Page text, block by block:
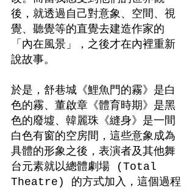
後，就透過自己對意象、空間、視
覺、聽覺等的直覺去建造作家的
「內在風景」，之後才在內裡重新
說故事。
於是，舒巷城《鯉魚門的霧》是白
色的霧、董啟章《體育時期》是黑
色的廢墟、韓麗珠《縫身》是一間
白色有窗的空房間，這些意象成為
具體的形象之後，表演者及其他舞
台元素就以總體劇場 (Total
Theatre) 的方式加入，這個過程